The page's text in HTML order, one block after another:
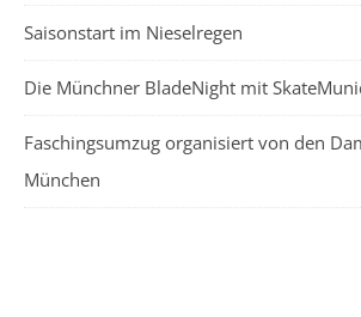
Saisonstart im Nieselregen
Die Münchner BladeNight mit
Faschingsumzug organisiert von den
München